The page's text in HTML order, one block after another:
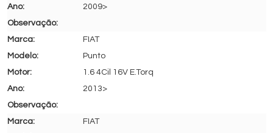
2009>
FIAT
Punto
1.6 4Cil 16V E.Torq
2013>
FIAT